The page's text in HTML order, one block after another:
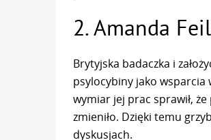
2. Amanda
Brytyjska badaczka i
psylocybiny jako
wymiar jej prac sprawił,
zmieniło. Dzięki temu
dyskusjach.